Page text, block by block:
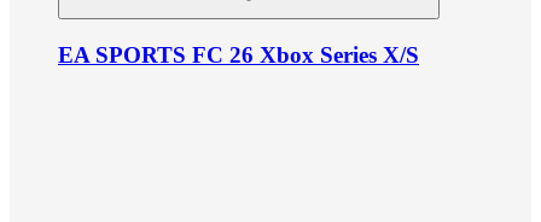
EA SPORTS FC 26 Xbox Series X/S